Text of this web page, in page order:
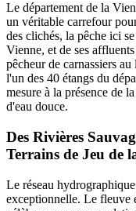
Le département de la
un véritable carrefour
des clichés, la pêche ici
Vienne, et de ses
pêcheur de carnassiers
l'un des 40 étangs du
mesure à la présence de
d'eau douce.
Des Rivières
Terrains de Jeu de
Le réseau
exceptionnelle. Le fleuve